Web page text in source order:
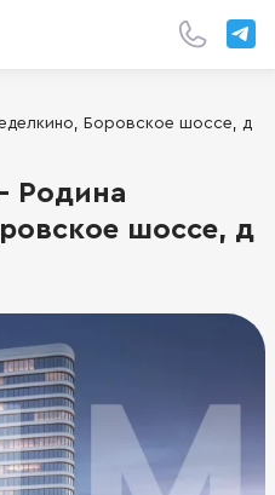
Боровское шоссе, д
Родина
шоссе, д